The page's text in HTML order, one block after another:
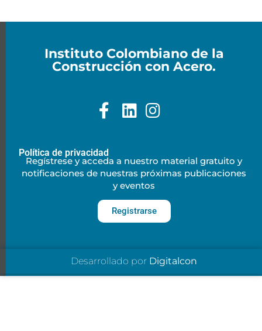
Instituto Colombiano de la
Construcción con Acero.
Política de privacidad
Regístrese y acceda a nuestro material gratuito y
notificaciones de nuestras próximas publicaciones
y eventos
Registrarse
Desarrollado por Digitalcon